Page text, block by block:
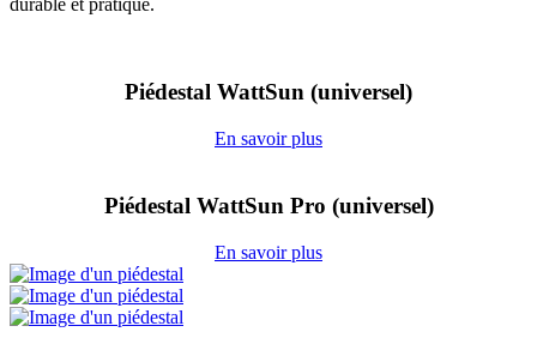
durable et pratique.
Piédestal WattSun (universel)
En savoir plus
Piédestal WattSun Pro (universel)
En savoir plus